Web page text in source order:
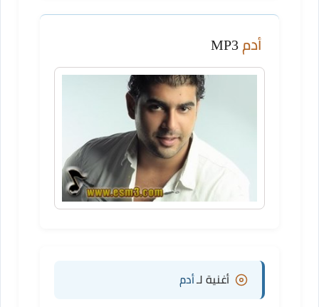
أدم
أغنية لـأدم